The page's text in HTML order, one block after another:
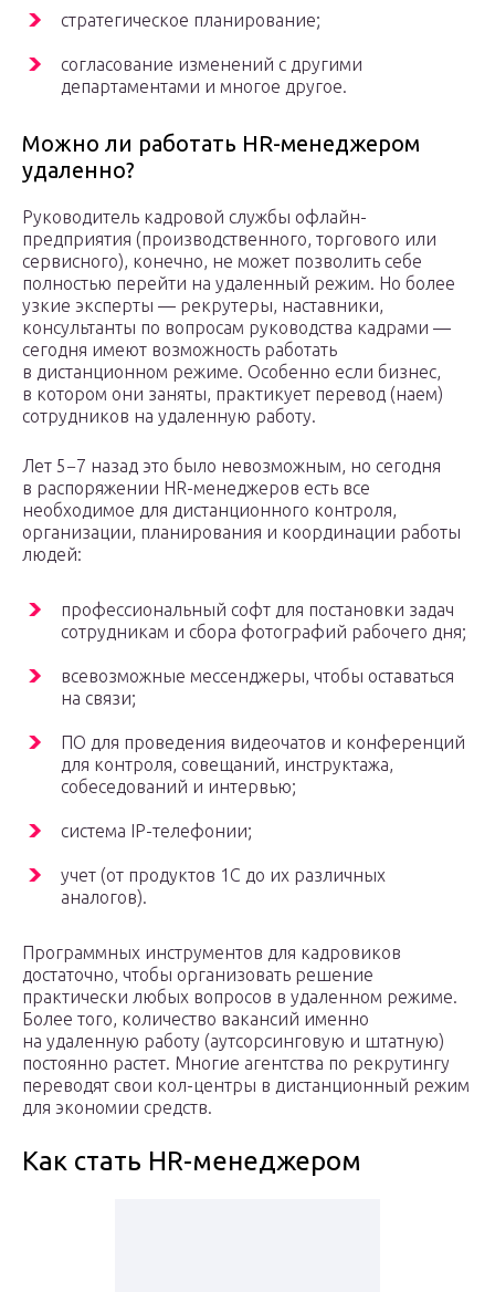
стратегическое планирование;
согласование изменений с другими
департаментами и многое другое.
Можно ли работать HR-менеджером
удаленно?
Руководитель кадровой службы офлайн-
предприятия (производственного, торгового или
сервисного), конечно, не может позволить себе
полностью перейти на удаленный режим. Но более
узкие эксперты — рекрутеры, наставники,
консультанты по вопросам руководства кадрами —
сегодня имеют возможность работать
в дистанционном режиме. Особенно если бизнес,
в котором они заняты, практикует перевод (наем)
сотрудников на удаленную работу.
Лет 5−7 назад это было невозможным, но сегодня
в распоряжении HR-менеджеров есть все
необходимое для дистанционного контроля,
организации, планирования и координации работы
людей:
профессиональный софт для постановки задач
сотрудникам и сбора фотографий рабочего дня;
всевозможные мессенджеры, чтобы оставаться
на связи;
ПО для проведения видеочатов и конференций
для контроля, совещаний, инструктажа,
собеседований и интервью;
система IP-телефонии;
учет (от продуктов 1С до их различных
аналогов).
Программных инструментов для кадровиков
достаточно, чтобы организовать решение
практически любых вопросов в удаленном режиме.
Более того, количество вакансий именно
на удаленную работу (аутсорсинговую и штатную)
постоянно растет. Многие агентства по рекрутингу
переводят свои кол-центры в дистанционный режим
для экономии средств.
Как стать HR-менеджером